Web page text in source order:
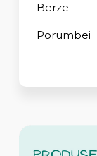
Berze
Porumbei